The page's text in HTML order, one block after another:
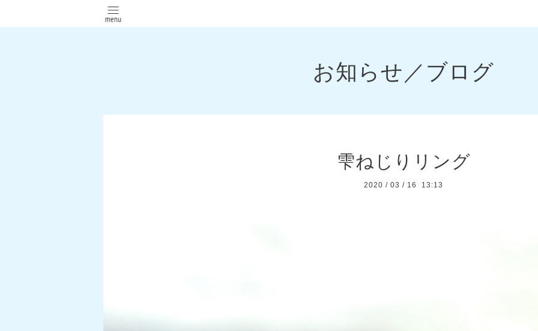
お知らせ／ブログ
雫ねじりリング
2020 / 03 / 16 13:13